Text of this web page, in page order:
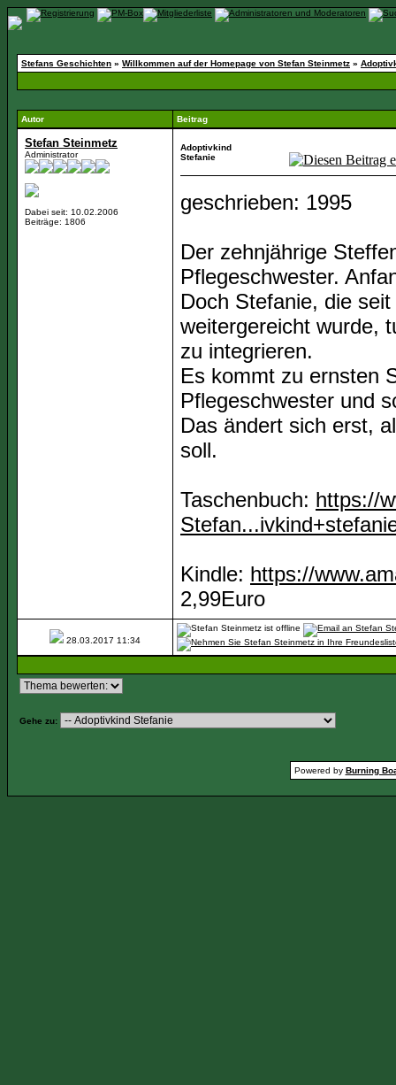
Stefans Geschichten » Willkommen auf der Homepage von Stefan Steinmetz »
Autor Beitrag
Stefan Steinmetz
Administrator
Dabei seit: 10.02.2006
Beiträge: 1806
Adoptivkind
Stefanie
geschrieben: 1995
Der zehnjährige
Pflegeschwester.
Doch Stefanie, die
weitergereicht wurde,
zu integrieren.
Es kommt zu ernsten
Pflegeschwester und
Das ändert sich erst,
soll.
Taschenbuch: https://
Kindle: https://
2,99Euro
28.03.2017 11:34
Gehe zu:
Powered by Burning